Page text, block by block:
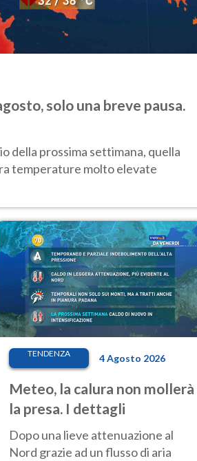
solo una breve pausa.
della prossima settimana, quella
temperature molto elevate
TENDENZA 4 Agosto 2026
Meteo, la calura non mollerà
la presa. I dettagli
Dopo una lieve attenuazione al
Nord grazie ad un flusso di aria